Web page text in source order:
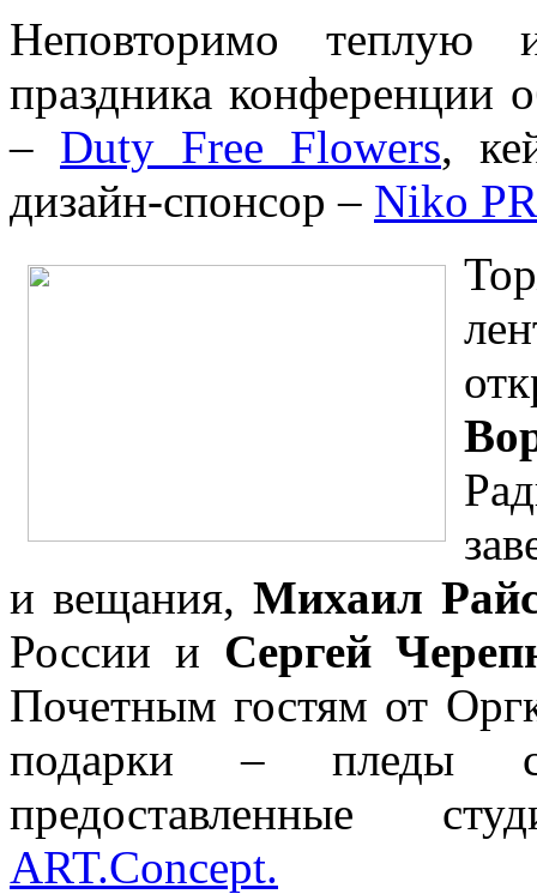
Неповторимо теплую
праздника конференции
– Duty Free Flowers,
дизайн-спонсор – Niko
и вещания, Михаил
России и Сергей
Почетным гостям от
подарки – пледы с
предоставленные
ART.Concept.